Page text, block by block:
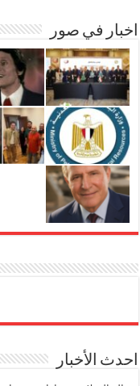
اخبار في صور
احدث الأخبار